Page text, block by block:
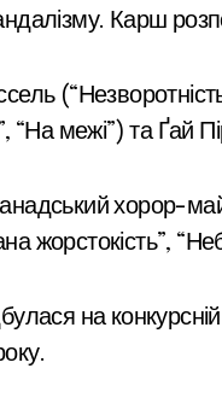
Карш
“На межі”) та Ґай
хорор-
жорстокість”,
на